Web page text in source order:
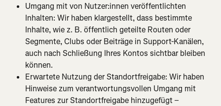
Umgang mit von Nutzer:innen veröffentlichten
Inhalten: Wir haben klargestellt, dass bestimmte
Inhalte, wie z. B. öffentlich geteilte Routen oder
Segmente, Clubs oder Beiträge in Support-Kanälen,
auch nach Schließung Ihres Kontos sichtbar bleiben
können.
Erwartete Nutzung der Standortfreigabe: Wir haben
Hinweise zum verantwortungsvollen Umgang mit
Features zur Standortfreigabe hinzugefügt –